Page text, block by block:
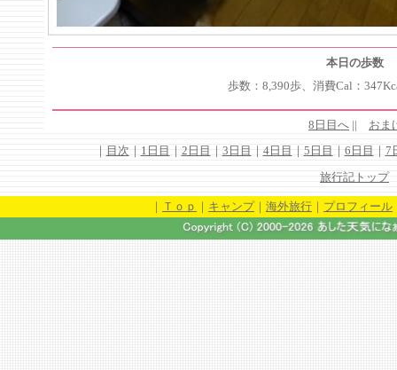
本日の歩数
歩数：8,390歩、消費Cal：
8日目へ || おま
｜ 目次 ｜ 1日目 ｜ 2日目 ｜ 3日目 ｜ 4日目 ｜ 5日目 ｜ 6日目 ｜ 7
旅行記トップ
｜ Ｔｏｐ ｜ キャンプ｜ 海外旅行 ｜ プロフィール